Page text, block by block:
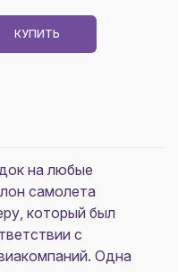
КУПИТЬ
на любые
самолета
который был
с
Одна